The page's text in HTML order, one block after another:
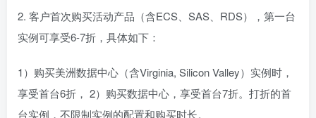
2. 客户首次购买活动产品（含ECS、SAS、RDS），第一台
实例可享受6-7折，具体如下：
1）购买美洲数据中心（含Virginia, Silicon Valley）实例时，
享受首台6折， 2）购买数据中心，享受首台7折。打折的首
台实例，不限制实例的配置和购买时长。